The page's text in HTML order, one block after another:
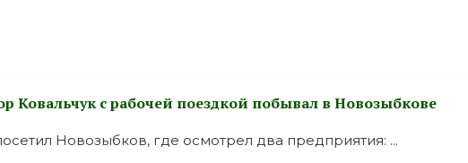
Ковальчук с рабочей поездкой побывал в Новозыбкове
Новозыбков, где осмотрел два предприятия: ...